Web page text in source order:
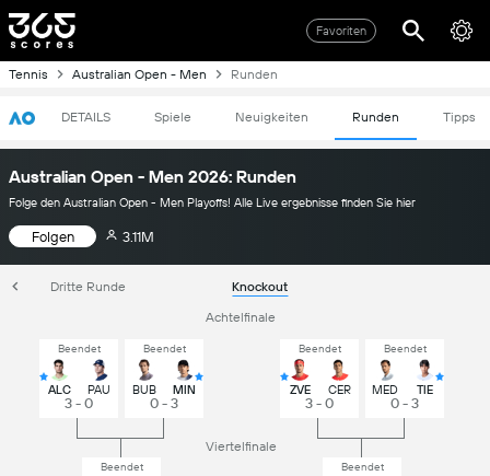
Favoriten
Tennis Australian Open - Men Runden
DETAILS Spiele Neuigkeiten Runden Tipps
Australian Open - Men 2026: Runden
Folge den Australian Open - Men Playoffs! Alle Live ergebnisse finden Sie hier
Folgen 3.11M
Dritte Runde
Knockout
Achtelfinale
Beendet
ALC PAU
3 - 0
Beendet
BUB MIN
0 - 3
Beendet
ZVE CER
3 - 0
Beendet
MED TIE
0 - 3
Viertelfinale
Beendet Beendet